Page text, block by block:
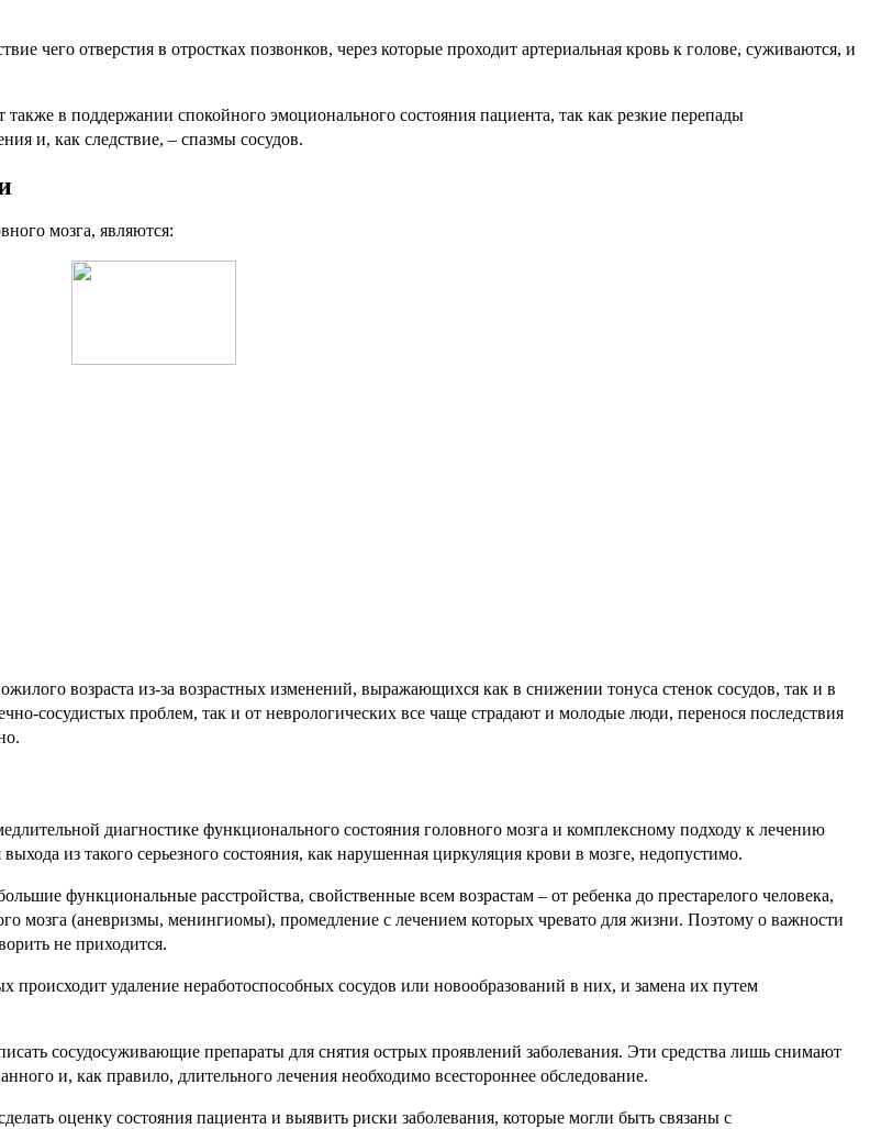
чего отверстия в отростках позвонков, через которые проходит артериальная кровь к голове, суживаются, и
в поддержании спокойного эмоционального состояния пациента, так как резкие перепады
и, как следствие, – спазмы сосудов.
мозга, являются:
возраста из-за возрастных изменений, выражающихся как в снижении тонуса стенок сосудов, так и в
сосудистых проблем, так и от неврологических все чаще страдают и молодые люди, перенося последствия
диагностике функционального состояния головного мозга и комплексному подходу к лечению
из такого серьезного состояния, как нарушенная циркуляция крови в мозге, недопустимо.
функциональные расстройства, свойственные всем возрастам – от ребенка до престарелого человека,
мозга (аневризмы, менингиомы), промедление с лечением которых чревато для жизни. Поэтому о важности
не приходится.
удаление неработоспособных сосудов или новообразований в них, и замена их путем
сосудосуживающие препараты для снятия острых проявлений заболевания. Эти средства лишь снимают
и, как правило, длительного лечения необходимо всестороннее обследование.
оценку состояния пациента и выявить риски заболевания, которые могли быть связаны с